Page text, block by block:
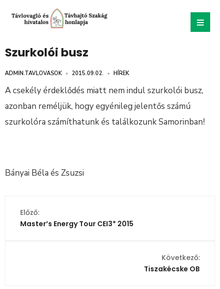
Szurkolói busz
ADMIN.TAVLOVASOK • 2015.09.02. • HÍREK
A csekély érdeklődés miatt nem indul szurkolói busz,
azonban reméljük, hogy egyénileg jelentős számú
szurkolóra számíthatunk és találkozunk Samorinban!
Bányai Béla és Zsuzsi
Előző:
Master’s Energy Tour CEI3* 2015
Következő:
Tiszakécske OB